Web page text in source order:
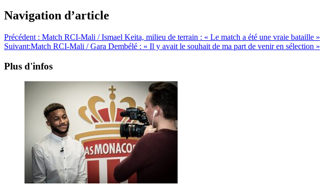
Navigation d’article
Précédent : Match RCI-Mali / Ismael Keita, milieu de terrain : « Le match a été une vraie bataille »
Suivant:Match RCI-Mali / Gara Dembélé : « Il y avait le souhait de ma part de venir en sélection »
Plus d'infos